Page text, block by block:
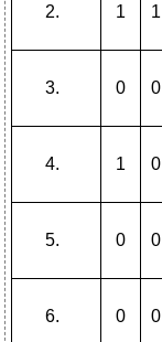
1 1
0 0
1 0
0 0
0 0